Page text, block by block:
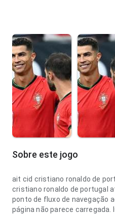
Sobre este jogo
ait cid cristiano ronaldo de
cristiano ronaldo de portugal
ponto de fluxo de navegação
página não parece